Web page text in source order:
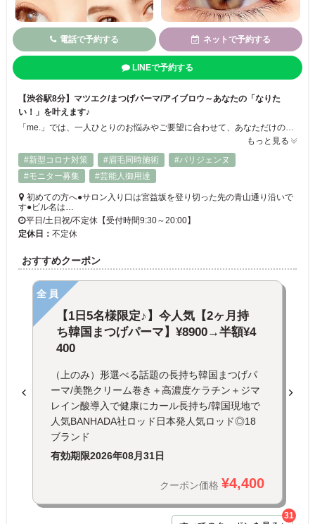
電話で予約する ネットで予約する
LINEで予約する
【渋谷駅8分】マツエク/まつげパーマ/アイブロウ～あなたの「なりた
い！」を叶えます♪
「me.」では、一人ひとりのお悩みやご要望に合わせて、あなただけの「目元の正解ルール」を導き出します♪ 自まつげや目の形を考慮し、自然でぱっちりとした目元を長持ちさせられるように、効果的な施術法をご提案◎ マツエク、まつげパーマ、アイブロウの3つのメニューをご用意！ 掛け合わせも可能なので、ご希望に合わせてお選びください♪ 「me.」で、あなただけの「なりたい！」を叶えてみませんか？ ご来店をお待
もっと見る
#新型コロナ対策
#眉毛同時施術
#パリジェンヌ
#モニター募集
#芸能人御用達
初めての方へ●サロン入り口は宮益坂を登り切った先の青山通り沿いで
す●ビル名は…
平日/土日祝/不定休【受付時間9:30～20:00】
定休日： 不定休
おすすめクーポン
全員
【1日5名様限定♪】今人気【2ヶ月持
ち韓国まつげパーマ】¥8900→半額¥4
400
（上のみ）形選べる話題の長持ち韓国まつげパ
ーマ/美艶クリーム巻き＋高濃度ケラチン＋ジマ
レイン酸導入で健康にカール長持ち/韓国現地で
人気BANHADA社ロッド日本発人気ロッド◎18
ブランド
有効期限2026年08月31日
クーポン価格 ¥4,400
31